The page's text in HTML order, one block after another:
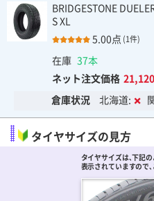
BRIDGESTONE
S XL
5.00点 (1件)
在庫 37本
ネット注文価格 21,120
倉庫状況 北海道:
タイヤサイズの見方
タイヤサイズは､下記
表示されていますので､